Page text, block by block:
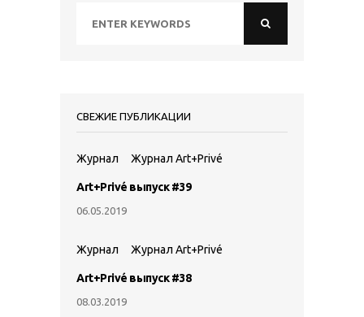
СВЕЖИЕ ПУБЛИКАЦИИ
Журнал Журнал Art+Privé
Art+Privé выпуск #39
06.05.2019
Журнал Журнал Art+Privé
Art+Privé выпуск #38
08.03.2019